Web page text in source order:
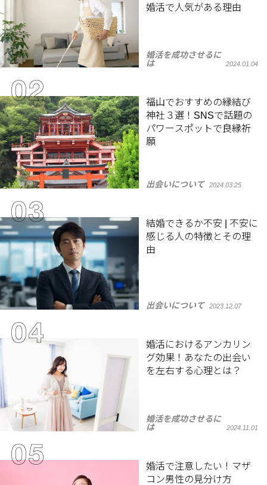
婚活で人気がある理由
婚活を成功させるに
は
2024.01.04
福山でおすすめの縁結び
神社３選！SNSで話題の
パワースポットで良縁祈
願
出会いについて 2024.03.25
結婚できるか不安 | 不安に
感じる人の特徴とその理
由
出会いについて 2023.12.07
婚活におけるアンカリン
グ効果！あなたの出会い
を左右する心理とは？
婚活を成功させるに
は
2024.11.01
婚活で注意したい！マザ
コン男性の見分け方